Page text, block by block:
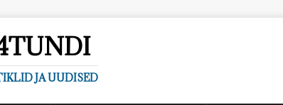
JA UUDISED